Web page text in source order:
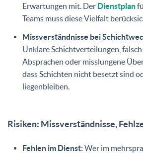
Erwartungen mit. Der Dienstplan
Teams muss diese Vielfalt
Missverständnisse bei
Unklare Schichtverteilungen,
Absprachen oder misslungene
dass Schichten nicht besetzt sind
liegenbleiben.
Risiken: Missverständnisse,
Fehlen im Dienst:Wer im